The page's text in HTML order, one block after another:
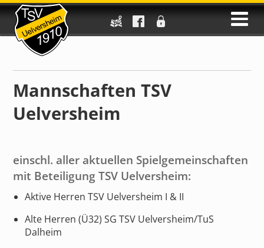
Mannschaften TSV
Uelversheim
einschl. aller aktuellen Spielgemeinschaften
mit Beteiligung TSV Uelversheim:
Aktive Herren TSV Uelversheim I & II
Alte Herren (Ü32) SG TSV Uelversheim/TuS
Dalheim